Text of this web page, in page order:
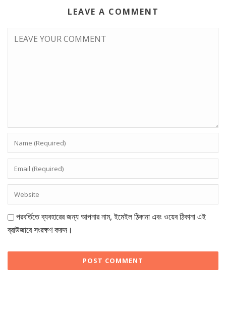
LEAVE A COMMENT
পরবর্তিতে ব্যবহারের জন্য আপনার নাম, ইমেইল ঠিকানা এবং ওয়েব ঠিকানা এই
ব্রাউজারে সংরক্ষণ করুন।